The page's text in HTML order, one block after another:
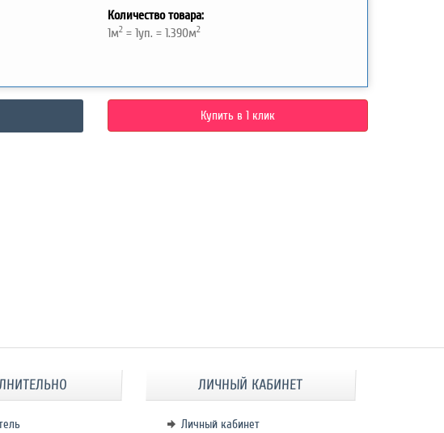
Количество товара:
1м2= 1уп. = 1.390м2
Купить в 1 клик
ЛИЧНЫЙ КАБИНЕТ
Личный кабинет